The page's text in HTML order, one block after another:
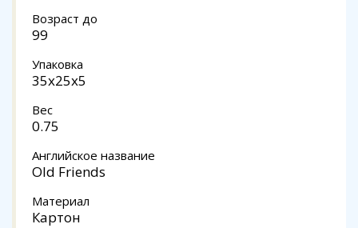
Возраст до
99
Упаковка
35x25x5
Вес
0.75
Английское название
Old Friends
Материал
Картон